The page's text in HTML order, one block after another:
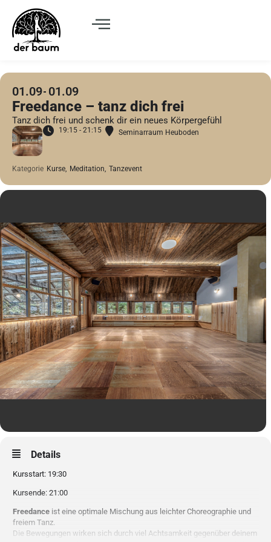
01.09 01.09
Freedance – tanz dich frei
Tanz dich frei und schenk dir ein neues Körpergefühl
19:15 - 21:15 Seminarraum Heuboden
Kategorie Kurse, Meditation, Tanzevent
Details
Kursstart: 19:30
Kursende: 21:00
Freedance ist eine optimale Mischung aus leichter Choreographie und
freiem Tanz.
Die Bewegungen wirken sich durch viel Achtsamkeit gegenüber deinem